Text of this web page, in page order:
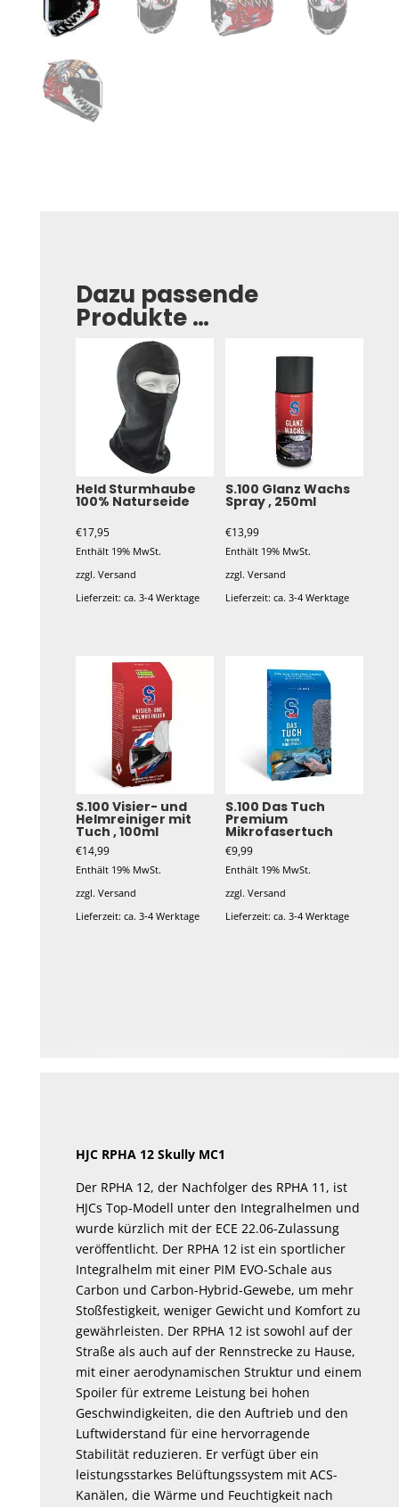
Dazu passende
Produkte …
Held Sturmhaube
100% Naturseide
€17,95
Enthält 19% MwSt.
zzgl.Versand
Lieferzeit: ca. 3-4 Werktage
S.100 Glanz Wachs
Spray , 250ml
€13,99
Enthält 19% MwSt.
zzgl. Versand
Lieferzeit: ca. 3-4 Werktage
S.100 Visier- und
Helmreiniger mit
Tuch , 100ml
€14,99
Enthält 19% MwSt.
zzgl.Versand
Lieferzeit: ca. 3-4 Werktage
S.100 Das Tuch
Premium
Mikrofasertuch
€9,99
Enthält 19% MwSt.
zzgl. Versand
Lieferzeit: ca. 3-4 Werktage
HJC RPHA 12 Skully MC1
Der RPHA 12,der Nachfolgerdes RPHA 11, ist
HJCsTop-Modell unterden Integralhelmen und
wurde kürzlich mitder ECE 22.06-Zulassung
veröffentlicht. Der RPHA 12 isteinsportlicher
Integralhelm miteiner PIM EVO-Schaleaus
Carbon und Carbon-Hybrid-Gewebe, um mehr
Stoßfestigkeit,weniger Gewicht und Komfortzu
gewährleisten. Der RPHA 12 istsowohlaufder
Straßealsauchaufder Rennstreckezu Hause,
miteineraerodynamischenStruktur undeinem
Spoilerfürextreme Leistung bei hohen
Geschwindigkeiten,diedenAuftrieb undden
Luftwiderstandfüreine hervorragende
Stabilität reduzieren. Erverfügt überein
leistungsstarkes Belüftungssystem mitACS-
Kanälen,dieWärme und Feuchtigkeit nach